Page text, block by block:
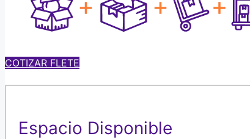
COTIZAR FLETE
Espacio Disponible